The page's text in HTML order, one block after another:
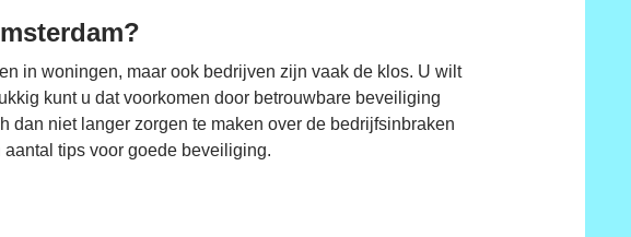
in woningen, maar ook bedrijven zijn vaak de klos. U wilt
kunt u dat voorkomen door betrouwbare beveiliging
niet langer zorgen te maken over de bedrijfsinbraken
tips voor goede beveiliging.